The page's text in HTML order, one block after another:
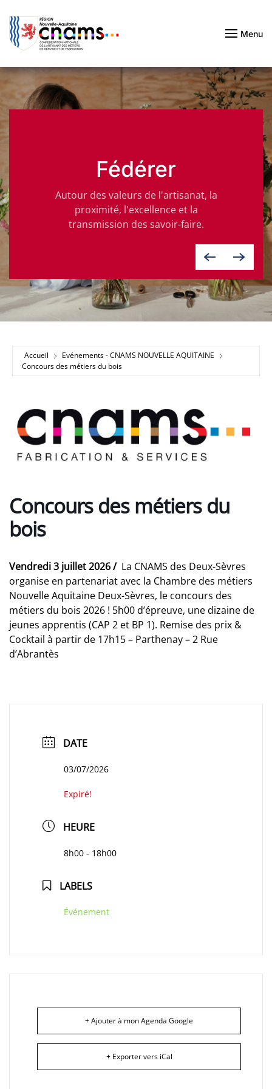
Passer au contenu principal Menu
Fédérer
Autour des valeurs de l'artisanat, la
proximité, l'excellence et la
transmission des savoir-faire.
Accueil
Evénements - CNAMS NOUVELLE AQUITAINE
Concours des métiers du bois
Concours des métiers du
bois
Vendredi 3 juillet 2026 / La CNAMS des Deux-Sèvres
organise en partenariat avec la Chambre des métiers
Nouvelle Aquitaine Deux-Sèvres, le concours des
métiers du bois 2026 ! 5h00 d’épreuve, une dizaine de
jeunes apprentis (CAP 2 et BP 1). Remise des prix &
Cocktail à partir de 17h15 – Parthenay – 2 Rue
d’Abrantès
DATE
03/07/2026
Expiré!
HEURE
8h00 - 18h00
LABELS
Événement
+ Ajouter à mon Agenda Google
+ Exporter vers iCal